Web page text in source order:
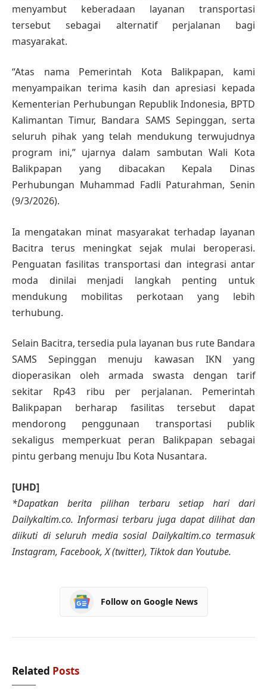
menyambut keberadaan layanan transportasi
tersebut sebagai alternatif perjalanan bagi
masyarakat.
“Atas nama Pemerintah Kota Balikpapan, kami
menyampaikan terima kasih dan apresiasi kepada
Kementerian Perhubungan Republik Indonesia, BPTD
Kalimantan Timur, Bandara SAMS Sepinggan, serta
seluruh pihak yang telah mendukung terwujudnya
program ini,” ujarnya dalam sambutan Wali Kota
Balikpapan yang dibacakan Kepala Dinas
Perhubungan Muhammad Fadli Paturahman, Senin
(9/3/2026).
Ia mengatakan minat masyarakat terhadap layanan
Bacitra terus meningkat sejak mulai beroperasi.
Penguatan fasilitas transportasi dan integrasi antar
moda dinilai menjadi langkah penting untuk
mendukung mobilitas perkotaan yang lebih
terhubung.
Selain Bacitra, tersedia pula layanan bus rute Bandara
SAMS Sepinggan menuju kawasan IKN yang
dioperasikan oleh armada swasta dengan tarif
sekitar Rp43 ribu per perjalanan. Pemerintah
Balikpapan berharap fasilitas tersebut dapat
mendorong penggunaan transportasi publik
sekaligus memperkuat peran Balikpapan sebagai
pintu gerbang menuju Ibu Kota Nusantara.
[UHD]
*Dapatkan berita pilihan terbaru setiap hari dari
Dailykaltim.co. Informasi terbaru juga dapat dilihat dan
diikuti di seluruh media sosial Dailykaltim.co termasuk
Instagram, Facebook, X (twitter), Tiktok dan Youtube.
Follow on Google News
Related Posts